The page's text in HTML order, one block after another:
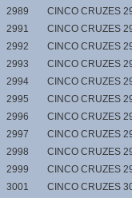
2989
CINCO CRUZES
2991
CINCO CRUZES
2992
CINCO CRUZES
2993
CINCO CRUZES
2994
CINCO CRUZES
2995
CINCO CRUZES
2996
CINCO CRUZES
2997
CINCO CRUZES
2998
CINCO CRUZES
2999
CINCO CRUZES
3001
CINCO CRUZES